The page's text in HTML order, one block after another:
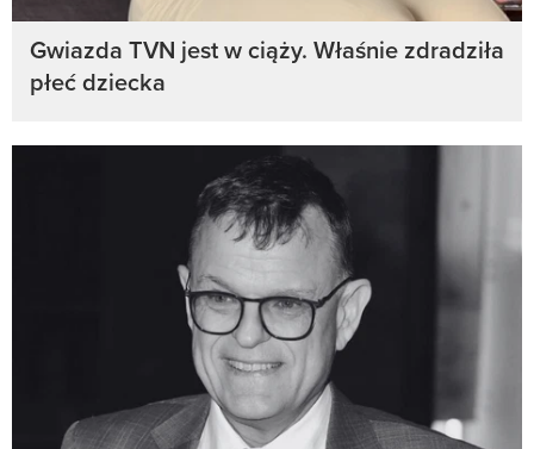
Gwiazda TVN jest w ciąży. Właśnie zdradziła
płeć dziecka